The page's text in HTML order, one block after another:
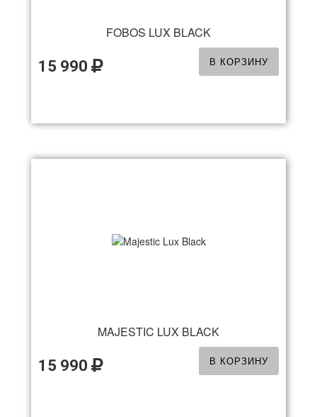
FOBOS LUX BLACK
15 990 В КОРЗИНУ
MAJESTIC LUX BLACK
15 990 В КОРЗИНУ